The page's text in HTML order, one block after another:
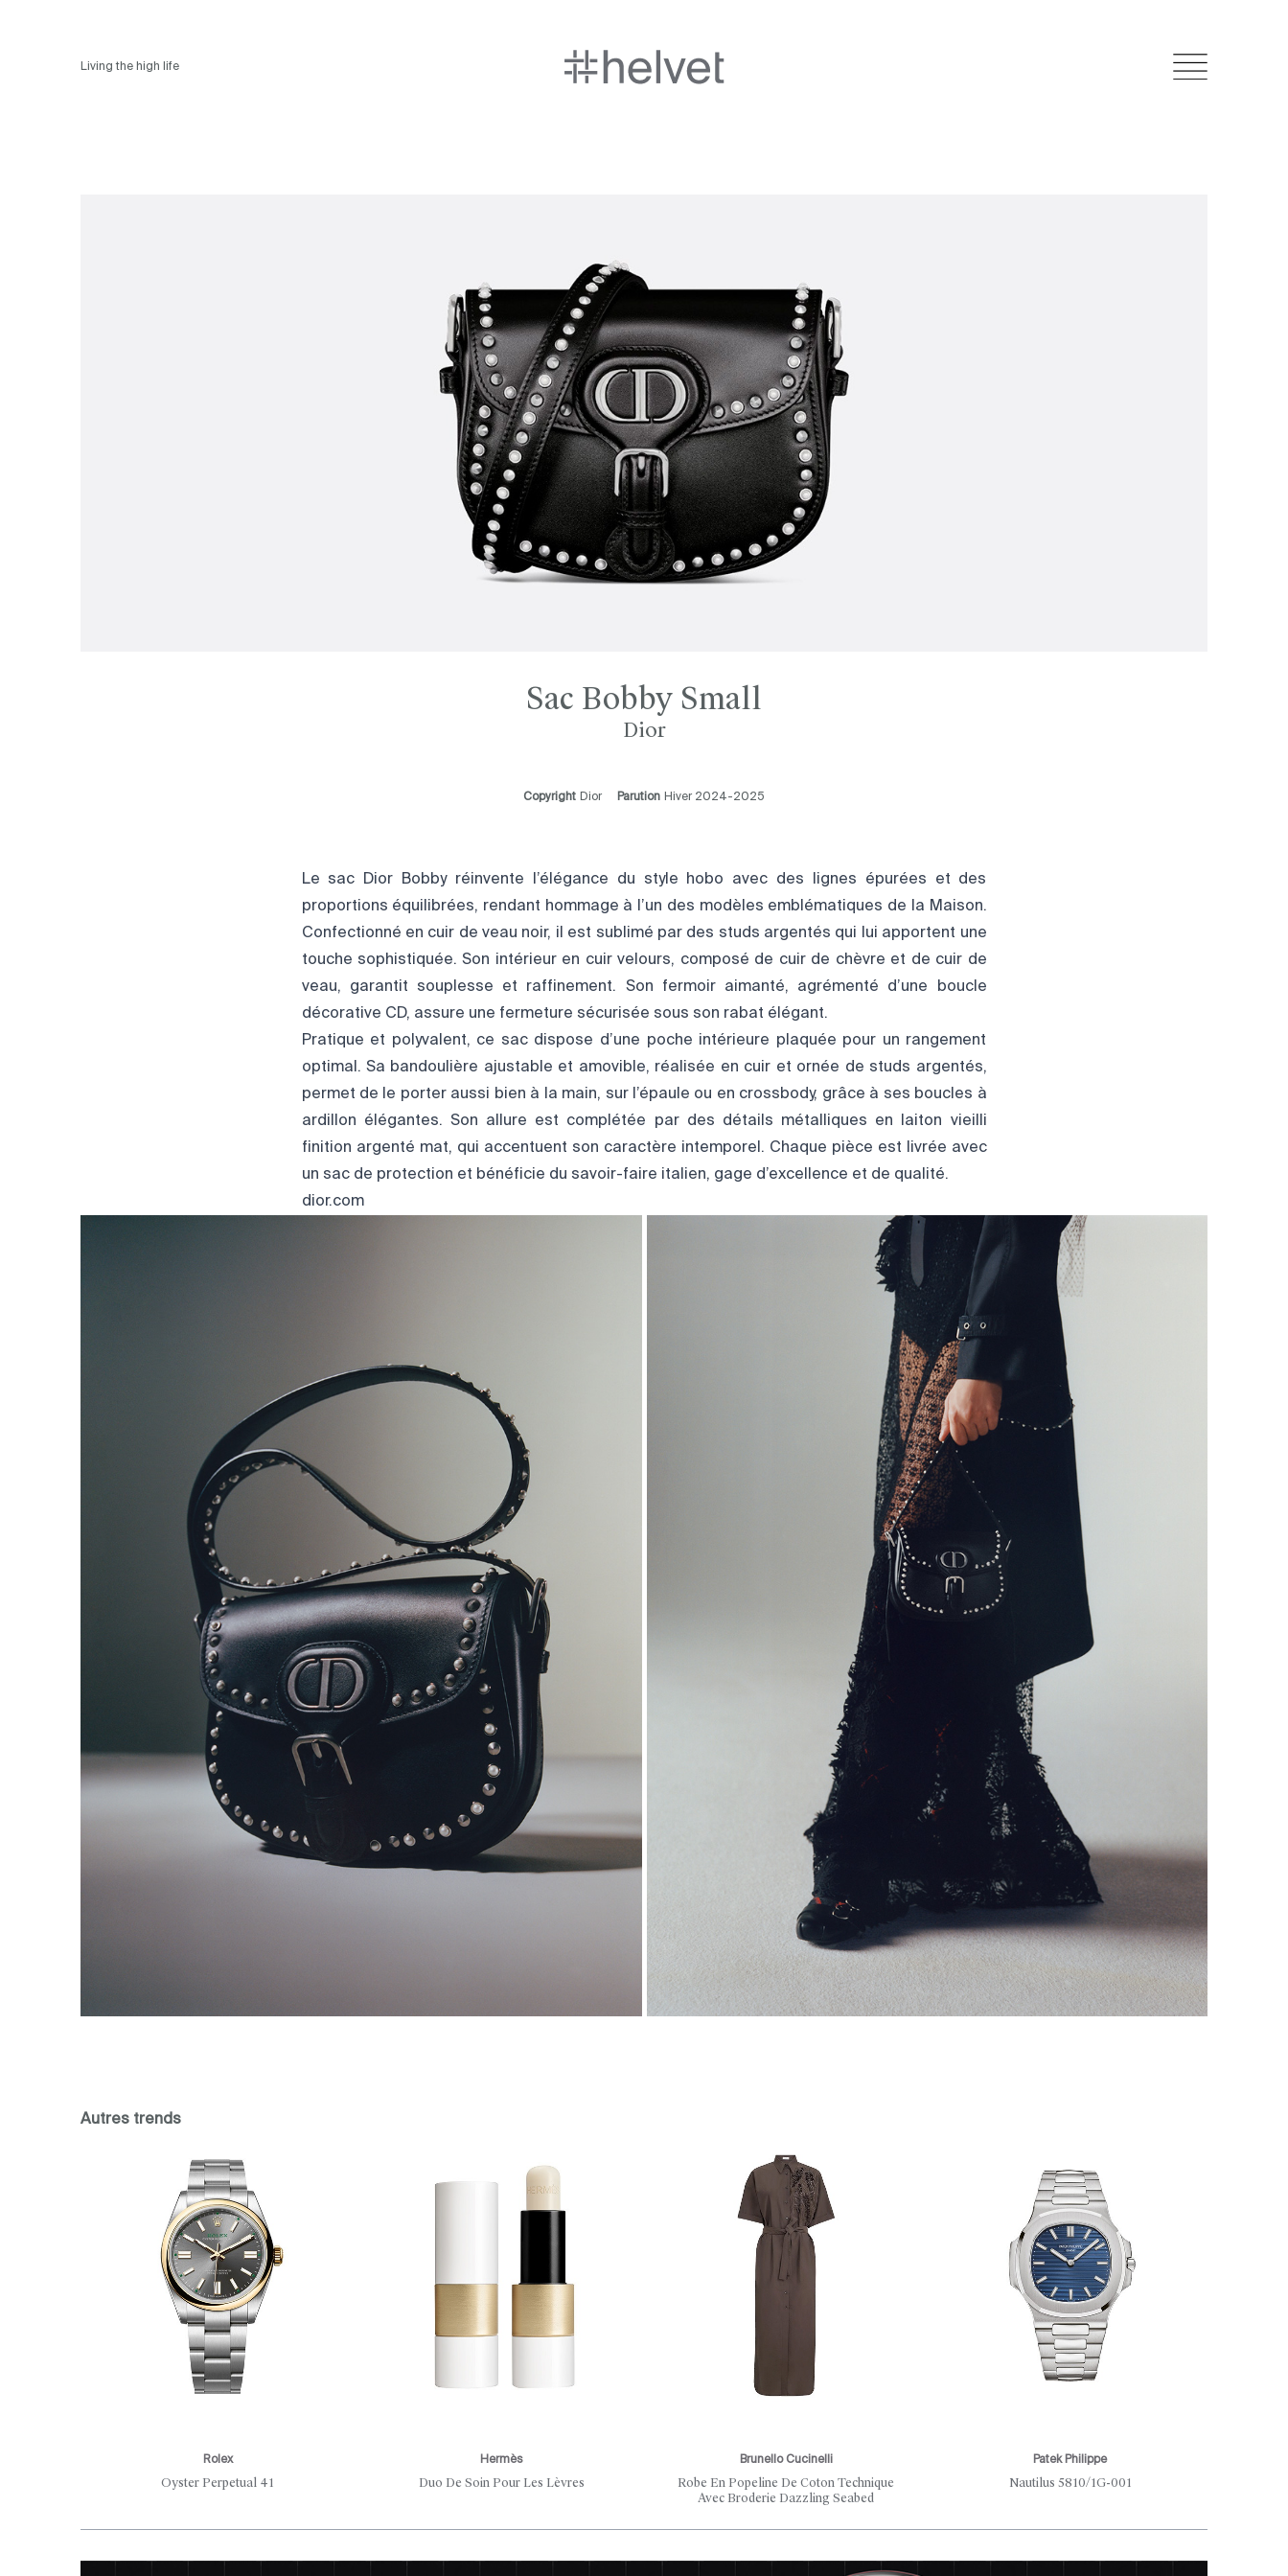
Living the high life
Sac Bobby Small
Dior
Copyright Dior Parution Hiver 2024-2025
Le sac Dior Bobby réinvente l’élégance du style hobo avec des lignes épurées et des
proportions équilibrées, rendant hommage à l’un des modèles emblématiques de la Maison.
Confectionné en cuir de veau noir, il est sublimé par des studs argentés qui lui apportent une
touche sophistiquée. Son intérieur en cuir velours, composé de cuir de chèvre et de cuir de
veau, garantit souplesse et raffinement. Son fermoir aimanté, agrémenté d’une boucle
décorative CD, assure une fermeture sécurisée sous son rabat élégant.
Pratique et polyvalent, ce sac dispose d’une poche intérieure plaquée pour un rangement
optimal. Sa bandoulière ajustable et amovible, réalisée en cuir et ornée de studs argentés,
permet de le porter aussi bien à la main, sur l’épaule ou en crossbody, grâce à ses boucles à
ardillon élégantes. Son allure est complétée par des détails métalliques en laiton vieilli
finition argenté mat, qui accentuent son caractère intemporel. Chaque pièce est livrée avec
un sac de protection et bénéficie du savoir-faire italien, gage d’excellence et de qualité.
dior.com
Autres trends
Rolex
Oyster Perpetual 41
Hermès
Duo De Soin Pour Les Lèvres
Brunello Cucinelli
Robe En Popeline De Coton Technique
Avec Broderie Dazzling Seabed
Patek Philippe
Nautilus 5810/1G-001